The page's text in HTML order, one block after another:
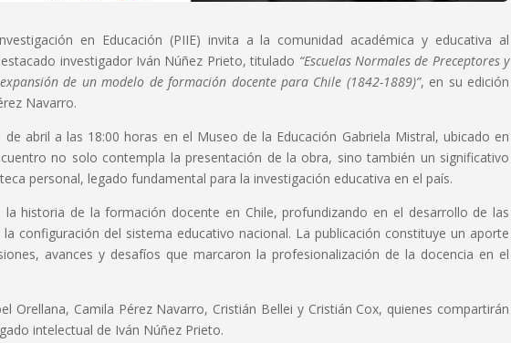
en Educación (PIIE) invita a la comunidad académica y educativa al
investigador Iván Núñez Prieto, titulado “Escuelas Normales de Preceptores y
de un modelo de formación docente para Chile (1842-1889)”, en su edición
Navarro.
abril a las 18:00 horas en el Museo de la Educación Gabriela Mistral, ubicado en
no solo contempla la presentación de la obra, sino también un significativo
personal, legado fundamental para la investigación educativa en el país.
historia de la formación docente en Chile, profundizando en el desarrollo de las
configuración del sistema educativo nacional. La publicación constituye un aporte
avances y desafíos que marcaron la profesionalización de la docencia en el
Orellana, Camila Pérez Navarro, Cristián Bellei y Cristián Cox, quienes compartirán
intelectual de Iván Núñez Prieto.